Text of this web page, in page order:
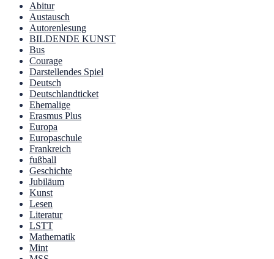
Abitur
Austausch
Autorenlesung
BILDENDE KUNST
Bus
Courage
Darstellendes Spiel
Deutsch
Deutschlandticket
Ehemalige
Erasmus Plus
Europa
Europaschule
Frankreich
fußball
Geschichte
Jubiläum
Kunst
Lesen
Literatur
LSTT
Mathematik
Mint